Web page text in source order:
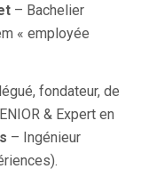
– Bachelier
« employée
fondateur, de
& Expert en
– Ingénieur